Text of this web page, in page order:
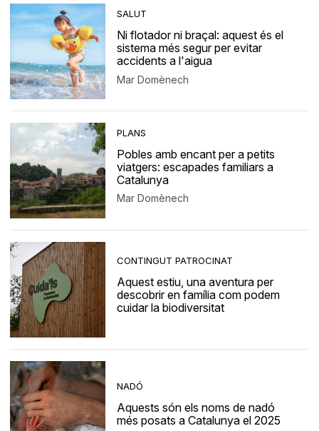
SALUT
Ni flotador ni braçal: aquest és el
sistema més segur per evitar
accidents a l'aigua
Mar Domènech
PLANS
Pobles amb encant per a petits
viatgers: escapades familiars a
Catalunya
Mar Domènech
CONTINGUT PATROCINAT
Aquest estiu, una aventura per
descobrir en família com podem
cuidar la biodiversitat
NADÓ
Aquests són els noms de nadó
més posats a Catalunya el 2025